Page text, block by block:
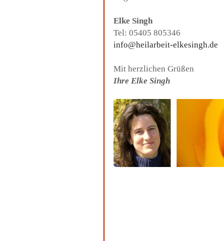
Elke Singh
Tel: 05405 805346
info@heilarbeit-elkesingh.de
Mit herzlichen Grüßen
Ihre Elke Singh